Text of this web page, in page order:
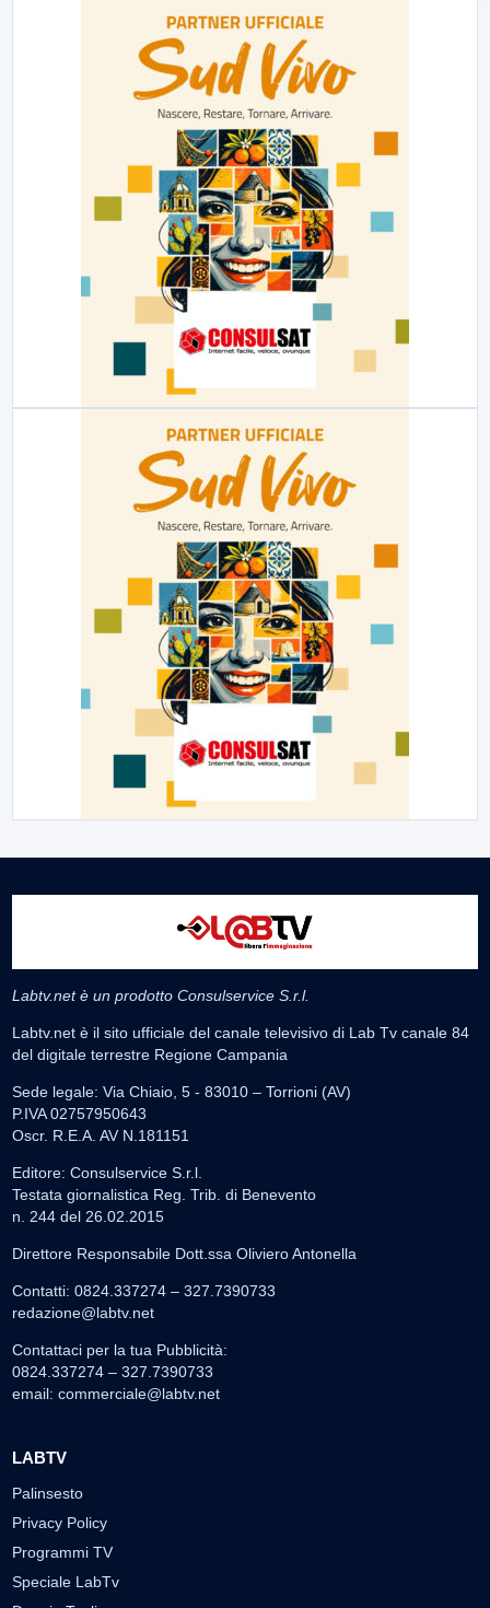
Labtv.net è un prodotto Consulservice S.r.l.
Labtv.net è il sito ufficiale del canale televisivo di Lab Tv canale 84
del digitale terrestre Regione Campania
Sede legale: Via Chiaio, 5 - 83010 – Torrioni (AV)
P.IVA 02757950643
Oscr. R.E.A. AV N.181151
Editore: Consulservice S.r.l.
Testata giornalistica Reg. Trib. di Benevento
n. 244 del 26.02.2015
Direttore Responsabile Dott.ssa Oliviero Antonella
Contatti: 0824.337274 – 327.7390733
redazione@labtv.net
Contattaci per la tua Pubblicità:
0824.337274 – 327.7390733
email: commerciale@labtv.net
LABTV
Palinsesto
Privacy Policy
Programmi TV
Speciale LabTv